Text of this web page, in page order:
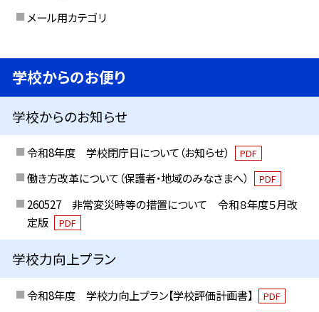
メール用カテゴリ
学校からのお便り
学校からのお知らせ
令和8年度 学校閉庁日について（お知らせ） PDF
働き方改革について（保護者・地域のみなさまへ） PDF
260527 非常変災時等の措置について 令和８年度５月改
定版
PDF
学校力向上プラン
令和8年度 学校力向上プラン【学校評価計画書】 PDF